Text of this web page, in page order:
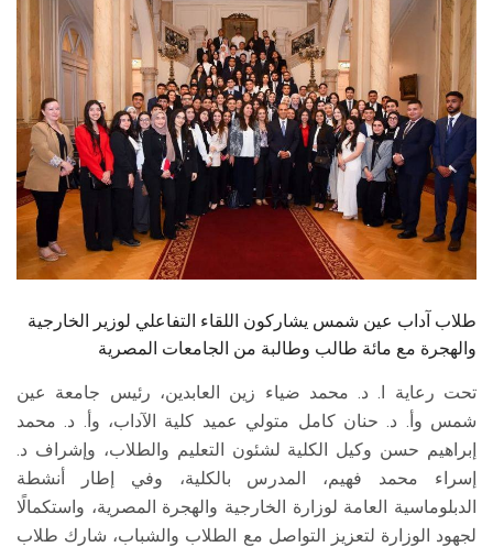
هيئة التدريس
الدراسات العليا
الخريجين
الموظفون
سجل الان
طلاب آداب عين شمس يشاركون اللقاء التفاعلي لوزير الخارجية
والهجرة مع مائة طالب وطالبة من الجامعات المصرية
تحت رعاية ا. د. محمد ضياء زين العابدين، رئيس جامعة عين
شمس وأ. د. حنان كامل متولي عميد كلية الآداب، وأ. د. محمد
إبراهيم حسن وكيل الكلية لشئون التعليم والطلاب، وإشراف د.
إسراء محمد فهيم، المدرس بالكلية، وفي إطار أنشطة
الدبلوماسية العامة لوزارة الخارجية والهجرة المصرية، واستكمالًا
لجهود الوزارة لتعزيز التواصل مع الطلاب والشباب، شارك طلاب